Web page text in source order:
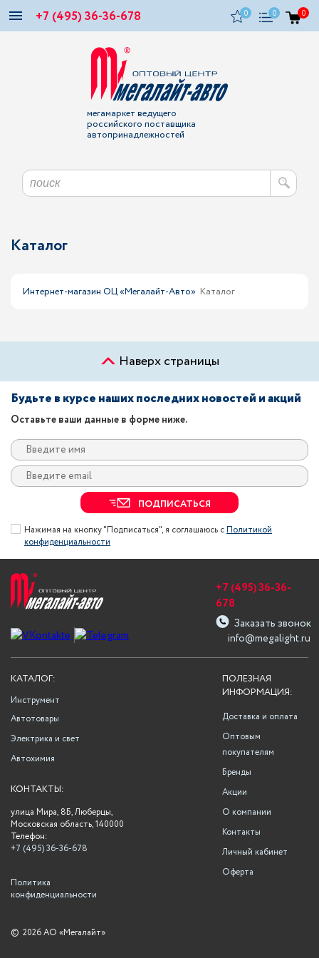
+7 (495) 36-36-678 0 0 0
мегамаркет ведущего
российского поставщика
автопринадлежностей
Каталог
Интернет-магазин ОЦ «Мегалайт-Авто» Каталог
Наверх страницы
Будьте в курсе наших последних новостей и акций
Оставьте ваши данные в форме ниже.
ПОДПИСАТЬСЯ
Нажимая на кнопку "Подписаться", я соглашаюсь сПолитикой
конфиденциальности
info@megalight.ru
+7 (495) 36-36-
678
Заказать звонок
ПОЛЕЗНАЯ
ИНФОРМАЦИЯ:
Доставка и оплата
Оптовым
покупателям
Бренды
Акции
О компании
Контакты
Личный кабинет
Оферта
КАТАЛОГ:
Инструмент
Автотовары
Электрика и свет
Автохимия
КОНТАКТЫ:
улица Мира, 8Б, Люберцы,
Московская область, 140000
Телефон:
+7 (495) 36-36-678
Политика
конфиденциальности
© 2026 АО «Мегалайт»